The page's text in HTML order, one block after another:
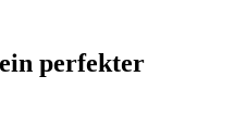
perfekter